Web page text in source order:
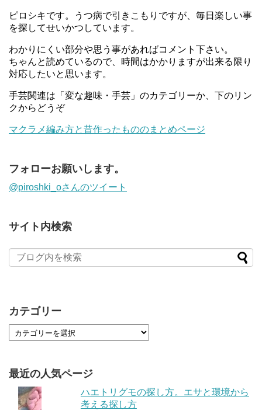
ピロシキです。うつ病で引きこもりですが、毎日楽しい事
を探してせいかつしています。
わかりにくい部分や思う事があればコメント下さい。
ちゃんと読めているので、時間はかかりますが出来る限り
対応したいと思います。
手芸関連は「変な趣味・手芸」のカテゴリーか、下のリン
クからどうぞ
マクラメ編み方と昔作ったもののまとめページ
フォローお願いします。
@piroshki_oさんのツイート
サイト内検索
カテゴリー
最近の人気ページ
ハエトリグモの探し方。エサと環境から
考える探し方